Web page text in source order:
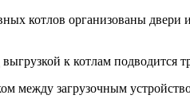
котлов организованы двери
к котлам подводится
между загрузочным